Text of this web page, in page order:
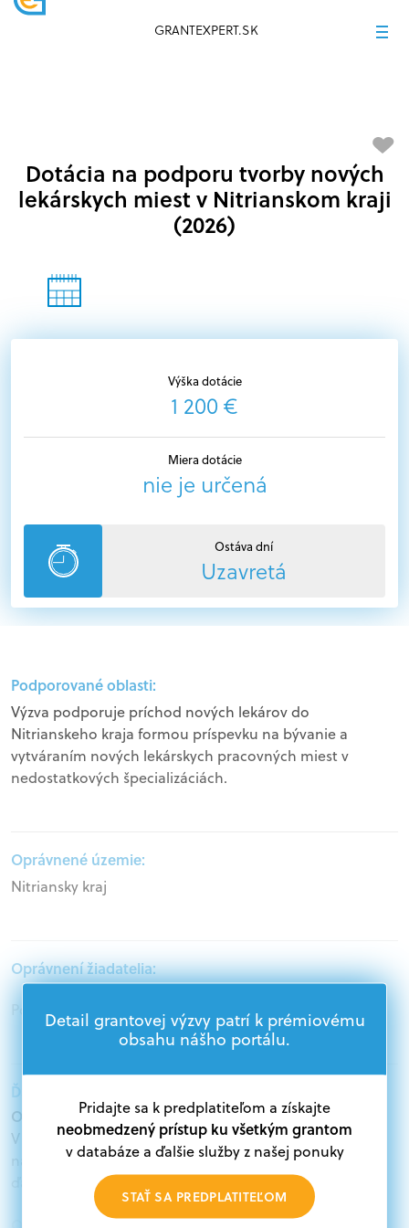
GRANTEXPERT.SK
Výška dotácie
1 200 €
Miera dotácie
nie je určená
Ostáva dní
Uzavretá
Dotácia na podporu tvorby nových
lekárskych miest v Nitrianskom kraji
(2026)
Podporované oblasti:
Výzva podporuje príchod nových lekárov do
Nitrianskeho kraja formou príspevku na bývanie a
vytváraním nových lekárskych pracovných miest v
nedostatkových špecializáciách.
Oprávnené územie:
Nitriansky kraj
Oprávnení žiadatelia:
Podnikatelia
Ďalšie informácie:
Oprávnení žiadatelia:
V databáze grantov a dotácií na portáli Grantexpert.sk
nájdete aktuálne výzvy z eurofondov, plánu obnovy a
ďalších zdrojov.
Detail grantovej výzvy patrí k prémiovému
obsahu nášho portálu.
Pridajte sa k predplatiteľom a získajte
neobmedzený prístup ku všetkým grantom
v databáze a ďalšie služby z našej ponuky
STAŤ SA PREDPLATITEĽOM